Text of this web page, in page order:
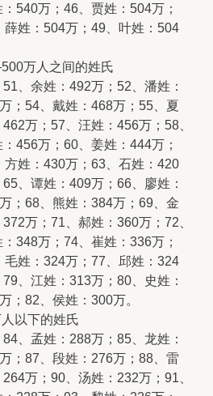
540万；46、贾姓：504万；
姓：504万；49、叶姓：504
万人之间的姓氏
余姓：492万；52、潘姓：
；54、戴姓：468万；55、夏
万；57、汪姓：456万；58、
456万；60、姜姓：444万；
姓：430万；63、石姓：420
、谭姓：409万；66、廖姓：
；68、熊姓：384万；69、金
万；71、郝姓：360万；72、
348万；74、崔姓：336万；
姓：324万；77、邱姓：324
、江姓：313万；80、史姓：
；82、侯姓：300万。
以下的姓氏
孟姓：288万；85、龙姓：
；87、段姓：276万；88、雷
万；90、汤姓：232万；91、